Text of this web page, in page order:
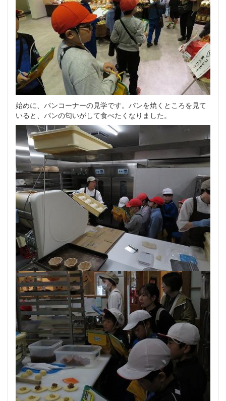
始めに、パンコーナーの見学です。パンを焼くところを見て
いると、パンの匂いがして食べたくなりました。